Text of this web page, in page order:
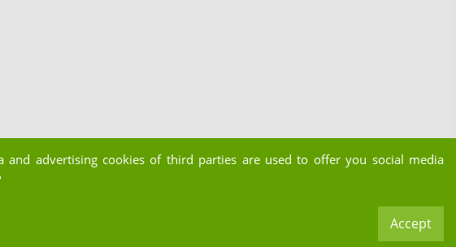
and advertising cookies of third parties are used to offer you social media
Accept